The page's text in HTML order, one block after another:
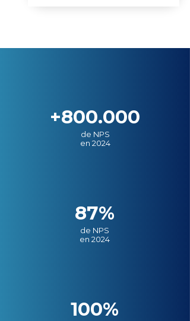
+800.000
de NPS
en 2024
87%
de NPS
en 2024
100%